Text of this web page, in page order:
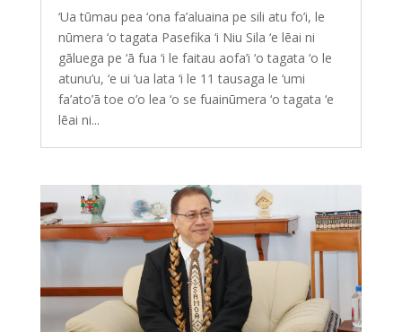
‘Ua tūmau pea ‘ona fa’aluaina pe sili atu fo’i, le
nūmera ‘o tagata Pasefika ‘i Niu Sila ‘e lēai ni
gāluega pe ‘ā fua ‘i le faitau aofa’i ‘o tagata ‘o le
atunu’u, ‘e ui ‘ua lata ‘i le 11 tausaga le ‘umi
fa’ato’ā toe o’o lea ‘o se fuainūmera ‘o tagata ‘e
lēai ni...